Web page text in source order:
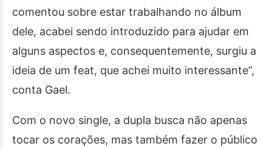
comentou sobre estar trabalhando no álbum
dele, acabei sendo introduzido para ajudar em
alguns aspectos e, consequentemente, surgiu a
ideia de um feat, que achei muito interessante”,
conta Gael.
Com o novo single, a dupla busca não apenas
tocar os corações, mas também fazer o público